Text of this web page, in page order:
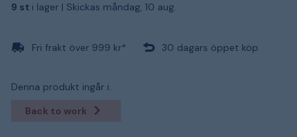
9 st i lager | Skickas måndag, 10 aug.
Fri frakt över 999 kr* 30 dagars öppet köp
Denna produkt ingår i:
Back to work